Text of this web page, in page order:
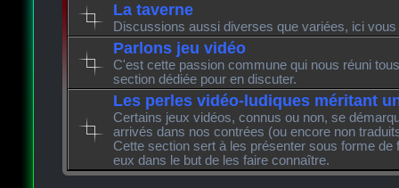
La taverne
Discussions aussi diverses que variées, ici
Parlons jeu vidéo
C'est cette passion commune qui nous réuni
section dédiée pour en discuter.
Les perles vidéo-ludiques méritant
Certains jeux vidéos, connus ou non, se
arrivés dans nos contrées (ou encore non
Cette section sert à les présenter sous forme de
eux dans le but de les faire connaître.